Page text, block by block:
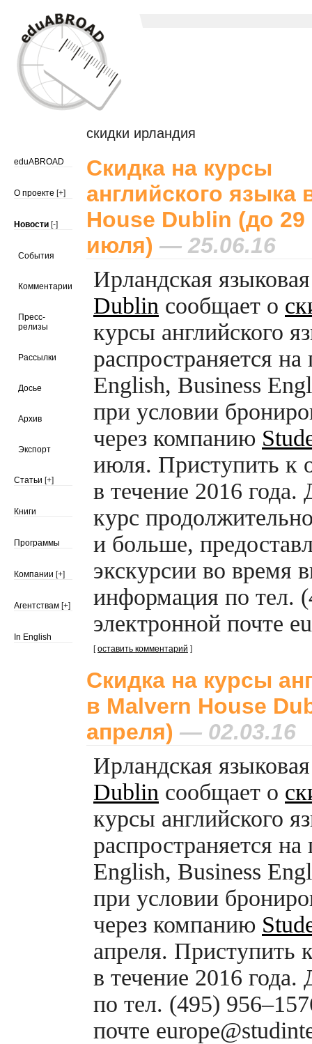
скидки ирландия
eduABROAD
О проекте [+]
Новости [-]
События
Комментарии
Пресс-
релизы
Рассылки
Досье
Архив
Экспорт
Статьи [+]
Книги
Программы
Компании [+]
Агентствам [+]
In English
Скидка на курсы
английского языка
House Dublin (до 29
июля) — 25.06.16
Ирландская
Dublin сообщает о
курсы английского
распространяется
English, Business
при условии
через компанию
июля. Приступить к
в течение 2016 года.
курс
и больше,
экскурсии во время
информация по тел.
электронной почте
[оставить комментарий ]
Скидка на курсы
в Malvern House
апреля) — 02.03.16
Ирландская
Dublin сообщает о
курсы английского
распространяется
English, Business
при условии
через компанию
апреля. Приступить
в течение 2016
по тел. (495)
почте